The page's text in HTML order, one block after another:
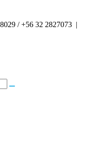
/ +56 32 2827073 |